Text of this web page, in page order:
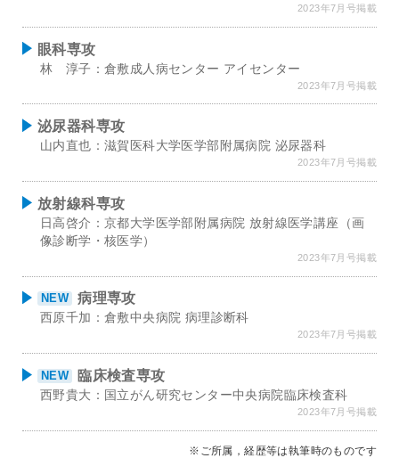
2023年7月号掲載
眼科専攻
林 淳子：倉敷成人病センター アイセンター
2023年7月号掲載
泌尿器科専攻
山内直也：滋賀医科大学医学部附属病院 泌尿器科
2023年7月号掲載
放射線科専攻
日高啓介：京都大学医学部附属病院 放射線医学講座（画
像診断学・核医学）
2023年7月号掲載
NEW 病理専攻
西原千加：倉敷中央病院 病理診断科
2023年7月号掲載
NEW 臨床検査専攻
西野貴大：国立がん研究センター中央病院臨床検査科
2023年7月号掲載
※ご所属，経歴等は執筆時のものです